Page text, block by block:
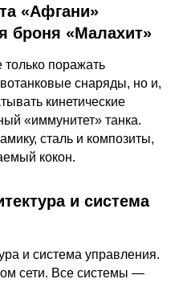
«Афгани»
броня «Малахит»
поражать
снаряды, но и,
кинетические
«иммунитет» танка.
сталь и композиты,
кокон.
и система
и система управления.
сети. Все системы —